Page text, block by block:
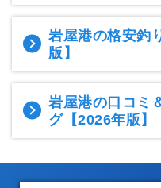
岩屋港の格安釣
版】
岩屋港の口コミ
グ【2026年版】